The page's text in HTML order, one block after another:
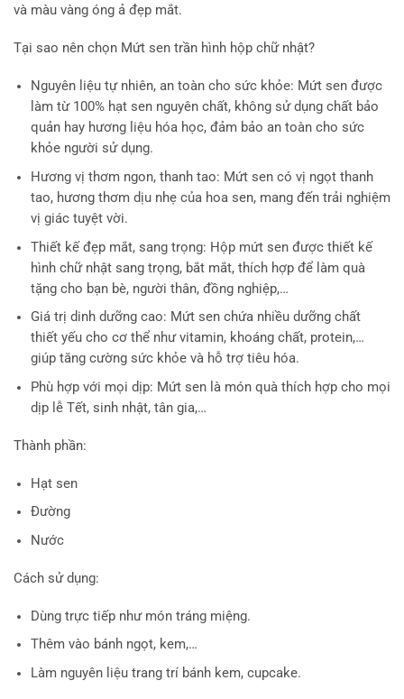
và màu vàng óng ả đẹp mắt.
Tại sao nên chọn Mứt sen trần hình hộp chữ nhật?
Nguyên liệu tự nhiên, an toàn cho sức khỏe: Mứt sen được
làm từ 100% hạt sen nguyên chất, không sử dụng chất bảo
quản hay hương liệu hóa học, đảm bảo an toàn cho sức
khỏe người sử dụng.
Hương vị thơm ngon, thanh tao: Mứt sen có vị ngọt thanh
tao, hương thơm dịu nhẹ của hoa sen, mang đến trải nghiệm
vị giác tuyệt vời.
Thiết kế đẹp mắt, sang trọng: Hộp mứt sen được thiết kế
hình chữ nhật sang trọng, bắt mắt, thích hợp để làm quà
tặng cho bạn bè, người thân, đồng nghiệp,…
Giá trị dinh dưỡng cao: Mứt sen chứa nhiều dưỡng chất
thiết yếu cho cơ thể như vitamin, khoáng chất, protein,…
giúp tăng cường sức khỏe và hỗ trợ tiêu hóa.
Phù hợp với mọi dịp: Mứt sen là món quà thích hợp cho mọi
dịp lễ Tết, sinh nhật, tân gia,…
Thành phần:
Hạt sen
Đường
Nước
Cách sử dụng:
Dùng trực tiếp như món tráng miệng.
Thêm vào bánh ngọt, kem,…
Làm nguyên liệu trang trí bánh kem, cupcake.